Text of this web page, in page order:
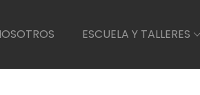
ESCUELA Y TALLERES